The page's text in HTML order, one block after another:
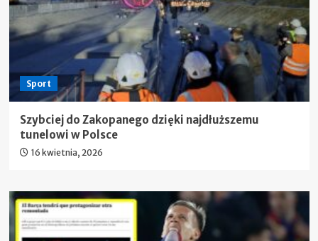
Sport
Szybciej do Zakopanego dzięki najdłuższemu
tunelowi w Polsce
16 kwietnia, 2026